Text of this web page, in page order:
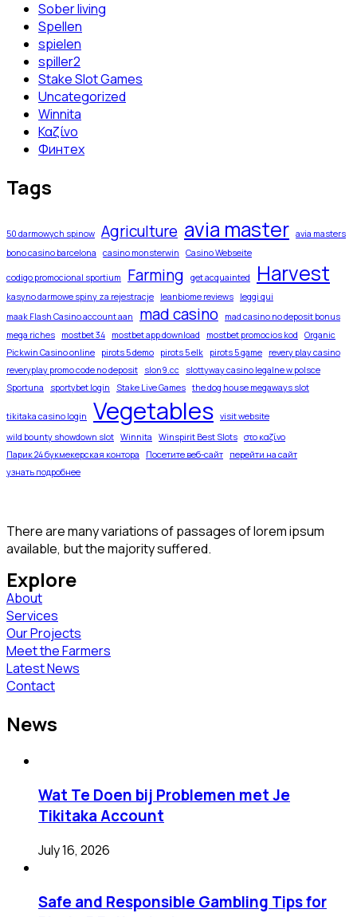
Sober living
Spellen
spielen
spiller2
Stake Slot Games
Uncategorized
Winnita
Καζίνο
Финтех
Tags
50 darmowych spinow Agriculture avia master avia masters
bono casino barcelona
casino monsterwin Casino Webseite
codigo promocional sportium Farming get acquainted Harvest
kasyno darmowe spiny za rejestracje leanbiome reviews
leggi qui
maak Flash Casino account aan
mad casino
mad casino no deposit bonus
mega riches
mostbet 34 mostbet app download mostbet promocios kod
Organic
Pickwin Casino online
pirots 5 demo pirots 5 elk pirots 5 game
revery play casino
reveryplay promo code no deposit
slon9.cc
slottyway casino legalne w polsce
Sportuna
sportybet login Stake Live Games the dog house megaways slot
tikitaka casino login Vegetables visit website
wild bounty showdown slot Winnita Winspirit Best Slots στο καζίνο
Парик 24 букмекерская контора
Посетите веб-сайт
перейти на сайт
узнать подробнее
There are many variations of passages of lorem ipsum
available, but the majority suffered.
Explore
About
Services
Our Projects
Meet the Farmers
Latest News
Contact
News
Wat Te Doen bij Problemen met Je
Tikitaka Account
July 16, 2026
Safe and Responsible Gambling Tips for